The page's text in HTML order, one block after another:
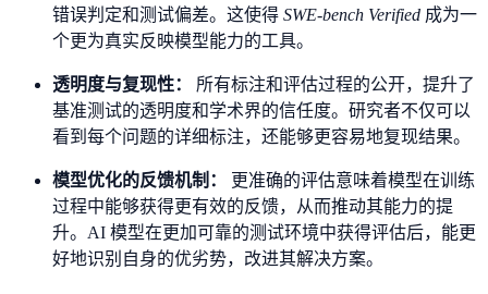
错误判定和测试偏差。这使得 SWE-bench Verified 成为一
个更为真实反映模型能力的工具。
透明度与复现性：
所有标注和评估过程的公开，提升了
基准测试的透明度和学术界的信任度。研究者不仅可以
看到每个问题的详细标注，还能够更容易地复现结果。
模型优化的反馈机制：
更准确的评估意味着模型在训练
过程中能够获得更有效的反馈，从而推动其能力的提
升。AI 模型在更加可靠的测试环境中获得评估后，能更
好地识别自身的优劣势，改进其解决方案。